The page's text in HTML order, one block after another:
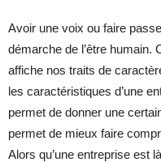
Avoir une voix ou faire
démarche de l’être humain.
affiche nos traits de
les caractéristiques d’une
permet de donner une
permet de mieux faire
Alors qu’une entreprise est